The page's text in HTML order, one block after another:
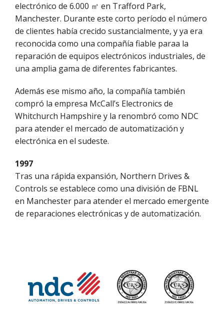
electrónico de 6.000 ㎡ en Trafford Park,
Manchester. Durante este corto período el número
de clientes había crecido sustancialmente, y ya era
reconocida como una compañía fiable paraa la
reparación de equipos electrónicos industriales, de
una amplia gama de diferentes fabricantes.
Además ese mismo año, la compañía también
compró la empresa McCall’s Electronics de
Whitchurch Hampshire y la renombró como NDC
para atender el mercado de automatización y
electrónica en el sudeste.
1997
Tras una rápida expansión, Northern Drives &
Controls se establece como una división de FBNL
en Manchester para atender el mercado emergente
de reparaciones electrónicas y de automatización.